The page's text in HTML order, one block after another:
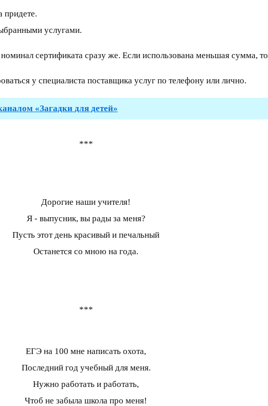
придете.
услугами.
сертификата сразу же. Если использована меньшая сумма,
у специалиста поставщика услуг по телефону или лично.
«Загадки для детей»
***
Дорогие наши учителя!
Я - выпусник, вы рады за меня?
Пусть этот день красивый и печальный
Останется со мною на года.
***
ЕГЭ на 100 мне написать охота,
Последний год учебный для меня.
Нужно работать и работать,
Чтоб не забыла школа про меня!